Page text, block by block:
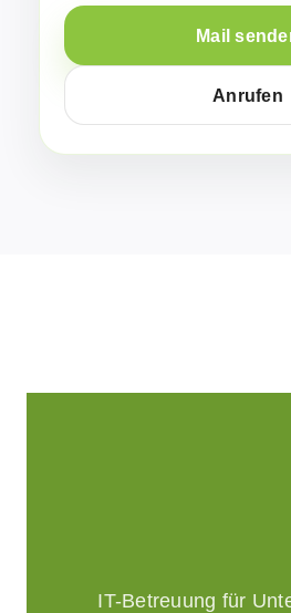
Mail
Anrufen
IT-Betreuung für